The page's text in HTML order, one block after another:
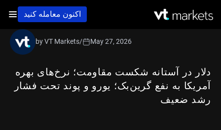
اکنون معامله کنید
دلار در آستانه شکست مقاومت؛ نرخ‌های بهره
آمریکا به نفع گرین‌بک؛ یورو و پوند تحت فشار
رشد ضعیف
by VT Markets/ May 27, 2026